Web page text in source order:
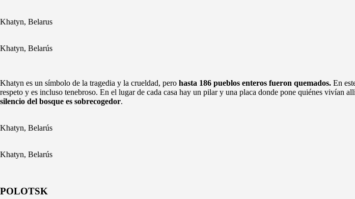
Khatyn, Belarus
Khatyn, Belarús
Khatyn es un símbolo de la tragedia y la crueldad, pero hasta 186 pueblos enteros fueron quemados. En
respeto y es incluso tenebroso. En el lugar de cada casa hay un pilar y una placa donde pone quiénes vivían
silencio del bosque es sobrecogedor.
Khatyn, Belarús
Khatyn, Belarús
POLOTSK